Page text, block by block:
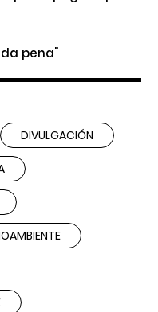
pena"
DIVULGACIÓN